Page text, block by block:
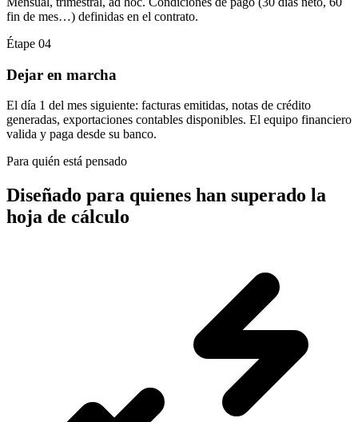
fin de mes…) definidas en el contrato.
Étape 04
Dejar en marcha
El día 1 del mes siguiente: facturas emitidas, notas de crédito
generadas, exportaciones contables disponibles. El equipo financiero
valida y paga desde su banco.
Para quién está pensado
Diseñado para quienes han superado la
hoja de cálculo